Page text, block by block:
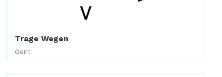
Trage Wegen
Gent